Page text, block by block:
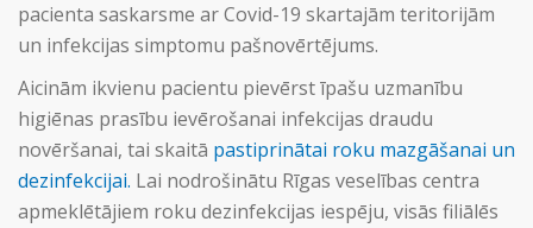
pacienta saskarsme ar Covid-19 skartajām teritorijām
un infekcijas simptomu pašnovērtējums.
Aicinām ikvienu pacientu pievērst īpašu uzmanību
higiēnas prasību ievērošanai infekcijas draudu
novēršanai, tai skaitā pastiprinātai roku mazgāšanai un
dezinfekcijai. Lai nodrošinātu Rīgas veselības centra
apmeklētājiem roku dezinfekcijas iespēju, visās filiālēs